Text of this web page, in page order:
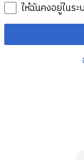
ให้ฉันคงอยู่ในร